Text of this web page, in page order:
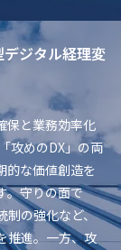
デジタル経理変
保と業務効率化
攻めのDX」の両
的な価値創造を
。守りの面で
制の強化など、
推進。一方、攻